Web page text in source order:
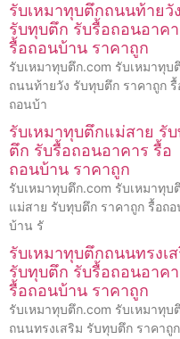
รับเหมาทุบตึกถนนท้ายวัง
รับทุบตึก รับรื้อถอนอาค
รื้อถอนบ้าน ราคาถูก
รับเหมาทุบตึก.com รับเหมาทุบ
ถนนท้ายวัง รับทุบตึก ราคาถูก รื้
ถอนบ้า
รับเหมาทุบตึกแม่สาย รั
ตึก รับรื้อถอนอาคาร รื้อ
ถอนบ้าน ราคาถูก
รับเหมาทุบตึก.com รับเหมาทุบ
แม่สาย รับทุบตึก ราคาถูก รื้อถอ
บ้าน รั
รับเหมาทุบตึกถนนทรงเ
รับทุบตึก รับรื้อถอนอาค
รื้อถอนบ้าน ราคาถูก
รับเหมาทุบตึก.com รับเหมาทุบ
ถนนทรงเสริม รับทุบตึก ราคาถู